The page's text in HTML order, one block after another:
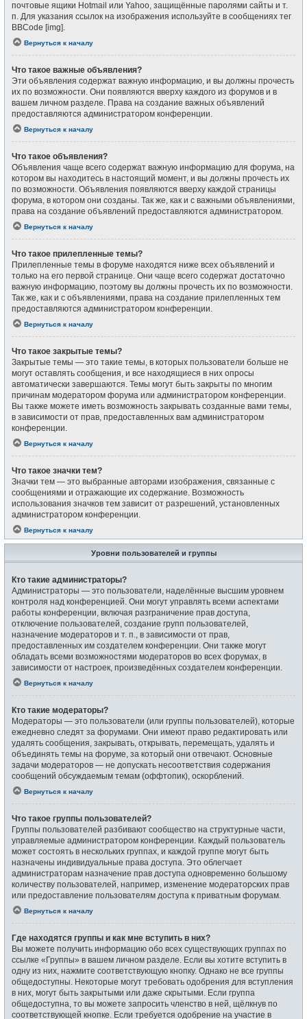
почтовые ящики Hotmail или Yahoo, защищённые паролями сайты и т.
п. Для указания ссылок на изображения используйте в сообщениях тег
BBCode [img].
Вернуться к началу
Что такое важные объявления?
Эти объявления содержат важную информацию, и вы должны прочесть
их по возможности. Они появляются вверху каждого из форумов и в
вашем личном разделе. Права на создание важных объявлений
предоставляются администратором конференции.
Вернуться к началу
Что такое объявления?
Объявления чаще всего содержат важную информацию для форума, на
котором вы находитесь в настоящий момент, и вы должны прочесть их
по возможности. Объявления появляются вверху каждой страницы
форума, в котором они созданы. Так же, как и с важными объявлениями,
права на создание объявлений предоставляются администратором.
Вернуться к началу
Что такое прилепленные темы?
Прилепленные темы в форуме находятся ниже всех объявлений и
только на его первой странице. Они чаще всего содержат достаточно
важную информацию, поэтому вы должны прочесть их по возможности.
Так же, как и с объявлениями, права на создание прилепленных тем
предоставляются администратором конференции.
Вернуться к началу
Что такое закрытые темы?
Закрытые темы — это такие темы, в которых пользователи больше не
могут оставлять сообщения, и все находящиеся в них опросы
автоматически завершаются. Темы могут быть закрыты по многим
причинам модератором форума или администратором конференции.
Вы также можете иметь возможность закрывать созданные вами темы,
в зависимости от прав, предоставленных вам администратором
конференции.
Вернуться к началу
Что такое значки тем?
Значки тем — это выбранные авторами изображения, связанные с
сообщениями и отражающие их содержание. Возможность
использования значков тем зависит от разрешений, установленных
администратором конференции.
Вернуться к началу
Уровни пользователей и группы
Кто такие администраторы?
Администраторы — это пользователи, наделённые высшим уровнем
контроля над конференцией. Они могут управлять всеми аспектами
работы конференции, включая разграничение прав доступа,
отключение пользователей, создание групп пользователей,
назначение модераторов и т. п., в зависимости от прав,
предоставленных им создателем конференции. Они также могут
обладать всеми возможностями модераторов во всех форумах, в
зависимости от настроек, произведённых создателем конференции.
Вернуться к началу
Кто такие модераторы?
Модераторы — это пользователи (или группы пользователей), которые
ежедневно следят за форумами. Они имеют право редактировать или
удалять сообщения, закрывать, открывать, перемещать, удалять и
объединять темы на форуме, за который они отвечают. Основные
задачи модераторов — не допускать несоответствия содержания
сообщений обсуждаемым темам (оффтопик), оскорблений.
Вернуться к началу
Что такое группы пользователей?
Группы пользователей разбивают сообщество на структурные части,
управляемые администратором конференции. Каждый пользователь
может состоять в нескольких группах, и каждой группе могут быть
назначены индивидуальные права доступа. Это облегчает
администраторам назначение прав доступа одновременно большому
количеству пользователей, например, изменение модераторских прав
или предоставление пользователям доступа к приватным форумам.
Вернуться к началу
Где находятся группы и как мне вступить в них?
Вы можете получить информацию обо всех существующих группах по
ссылке «Группы» в вашем личном разделе. Если вы хотите вступить в
одну из них, нажмите соответствующую кнопку. Однако не все группы
общедоступны. Некоторые могут требовать одобрения для вступления
в них, могут быть закрытыми или даже скрытыми. Если группа
общедоступна, то вы можете запросить членство в ней, щёлкнув по
соответствующей кнопке. Если требуется одобрение на участие в